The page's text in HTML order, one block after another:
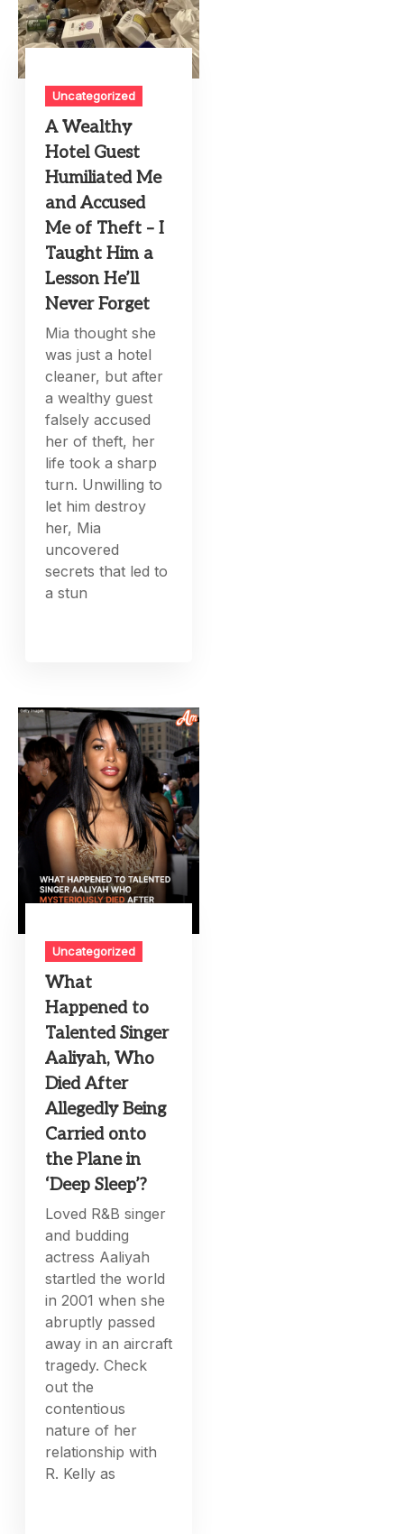
Uncategorized
A Wealthy
Hotel Guest
Humiliated Me
and Accused
Me of Theft – I
Taught Him a
Lesson He’ll
Never Forget
Mia thought she
was just a hotel
cleaner, but after
a wealthy guest
falsely accused
her of theft, her
life took a sharp
turn. Unwilling to
let him destroy
her, Mia
uncovered
secrets that led to
a stun
Uncategorized
What
Happened to
Talented Singer
Aaliyah, Who
Died After
Allegedly Being
Carried onto
the Plane in
‘Deep Sleep’?
Loved R&B singer
and budding
actress Aaliyah
startled the world
in 2001 when she
abruptly passed
away in an aircraft
tragedy. Check
out the
contentious
nature of her
relationship with
R. Kelly as